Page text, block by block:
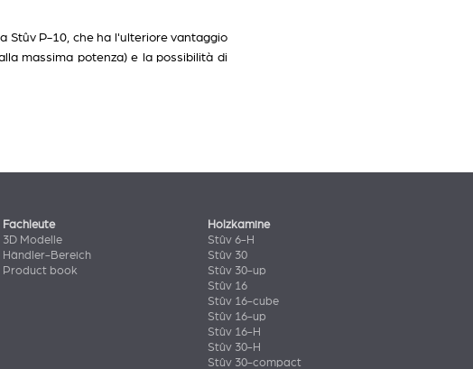
Stûv P-10, che ha l'ulteriore vantaggio
massima potenza) e la possibilità di
Fachleute
3D Modelle
Händler-Bereich
Product book
Holzkamine
Stûv 6-H
Stûv 30
Stûv 30-up
Stûv 16
Stûv 16-cube
Stûv 16-up
Stûv 16-H
Stûv 30-H
Stûv 30-compact